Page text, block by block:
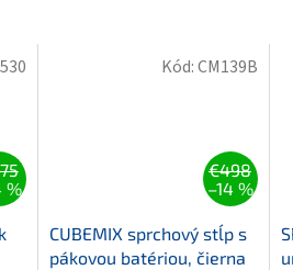
%
€498
–14 %
CUBEMIX sprchový stĺp s
pákovou batériou, čierna
Kód:CM139B